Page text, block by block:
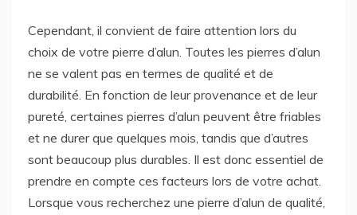
Cependant, il convient de faire attention lors du
choix de votre pierre d’alun. Toutes les pierres d’alun
ne se valent pas en termes de qualité et de
durabilité. En fonction de leur provenance et de leur
pureté, certaines pierres d’alun peuvent être friables
et ne durer que quelques mois, tandis que d’autres
sont beaucoup plus durables. Il est donc essentiel de
prendre en compte ces facteurs lors de votre achat.
Lorsque vous recherchez une pierre d’alun de qualité,